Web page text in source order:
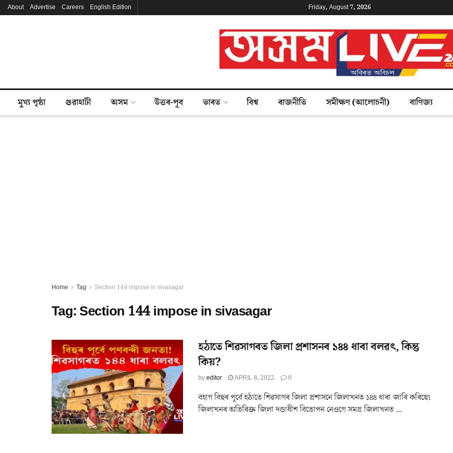
About Advertise Careers English Edition Friday, August 7, 2026
মুখ্য পৃষ্ঠা গুৱাহাটী অসম উত্তৰ-পূব ভাৰত বিশ্ব ৰাজনীতি সমীক্ষণ (আলোচনী) বাণিজ্য
Home Tag Section 144 impose in sivasagar
Tag:Section 144 impose in sivasagar
হঠাতে শিৱসাগৰত জিলা প্ৰশাসনৰ ১৪৪ ধাৰা বলৱৎ, কিন্তু
কিয়?
byeditor APRIL 8, 2022 0
বহাগ বিহুৰ পূৰ্বে হঠাতে শিৱসাগৰ জিলা প্ৰশাসনে জিলাখনত ১৪৪ ধাৰা জাৰি কৰিছে৷
জিলাখনৰ অতিৰিক্ত জিলা দণ্ডাধীশ বিতোপন নেওগে সমগ্ৰ জিলাখনত ...